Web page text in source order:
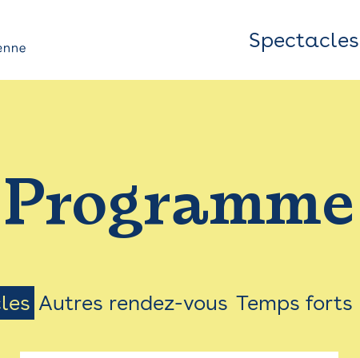
Top
Bar
Menu
Spectacles
Programme
Autres rendez-vous Temps forts